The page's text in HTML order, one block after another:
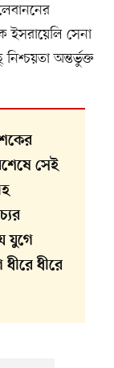
ইসরায়েলি সেনা
অন্তর্ভুক্ত
সেই
যুগে
ধীরে ধীরে